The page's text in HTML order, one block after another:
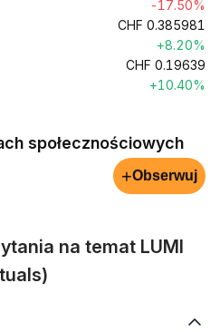
-17.50%
CHF 0.385981
+8.20%
CHF 0.19639
+10.40%
społecznościowych
+Obserwuj
na temat LUMI